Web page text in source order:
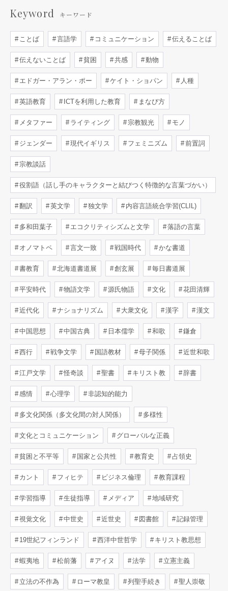
Keyword キーワード
ことば 言語学 コミュニケーション 伝えることば
伝えないことば 貧困 共感 動物
エドガー・アラン・ポー ケイト・ショパン 人種
英語教育 ICTを利用した教育 まなび方
メタファー ライティング 宗教観光 モノ
ジェンダー 現代イギリス フェミニズム 前置詞
宗教談話
役割語（話し手のキャラクターと結びつく特徴的な言葉づかい）
翻訳 英文学 独文学 内容言語統合学習(CLIL)
多和田葉子 エコクリティシズムと文学 落語の言葉
オノマトペ 言文一致 戦国時代 かな書道
書教育 北海道書道展 創玄展 毎日書道展
平安時代 物語文学 源氏物語 文化 花田清輝
近代化 ナショナリズム 大衆文化 漢字 漢文
中国思想 中国古典 日本儒学 和歌 鎌倉
西行 戦争文学 国語教材 母子関係 近世和歌
江戸文学 怪奇談 聖書 キリスト教 辞書
感情 心理学 非認知的能力
多文化関係（多文化間の対人関係） 多様性
文化とコミュニケーション グローバルな正義
貧困と不平等 国家と公共性 教育史 占領史
カント フィヒテ ビジネス倫理 教育課程
学習指導 生徒指導 メディア 地域研究
視覚文化 中世史 近世史 図書館 記録管理
19世紀フィンランド 西洋中世哲学 キリスト教思想
蝦夷地 松前藩 アイヌ 法学 立憲主義
立法の不作為 ローマ教皇 列聖手続き 聖人崇敬